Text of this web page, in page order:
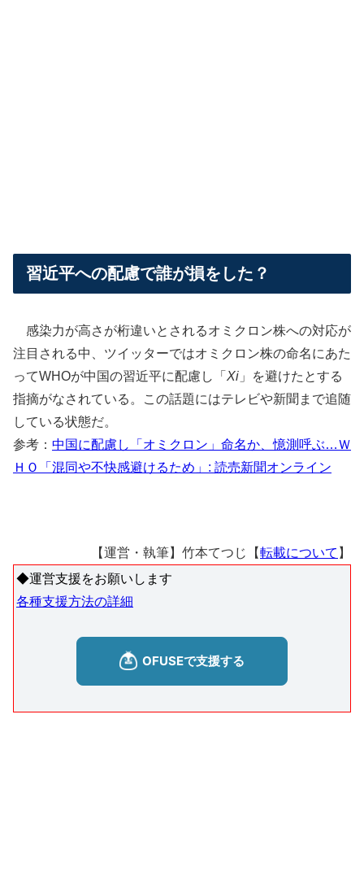
習近平への配慮で誰が損をした？
感染力が高さが桁違いとされるオミクロン株への対応が
注目される中、ツイッターではオミクロン株の命名にあた
ってWHOが中国の習近平に配慮し
「 Xi 」を避けたとする
指摘がなされている。この話題にはテレビや新聞まで追随
している状態だ。
参考： 中国に配慮し「オミクロン」命名か、憶測呼ぶ…Ｗ
ＨＯ「混同や不快感避けるため」: 読売新聞オンライン
【運営・執筆】竹本てつじ【転載について 】
◆運営支援をお願いします
各種支援方法の詳細